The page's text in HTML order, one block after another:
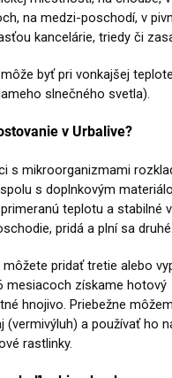
na medzi-poschodí, v
kancelárie, triedy či
byť pri vonkajšej
slnečného svetla).
v Urbalive?
s mikroorganizmami
s doplnkovým
teplotu a stabilné
pridá a plní sa druhé.
môžete pridať tretie alebo
mesiacoch získame hotový
hnojivo. Priebežne
(vermivýluh) a používať ho
rastlinky.